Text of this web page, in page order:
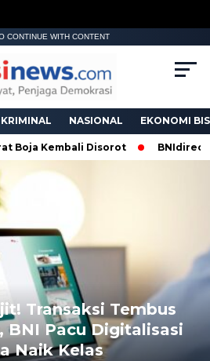
CONTINUE WITH CONTENT
KRIMINAL NASIONAL EKONOMI
Kembali Disorot BNIdirect
Transaksi Tembus
BNI Pacu Digitalisasi
Naik Kelas
Next